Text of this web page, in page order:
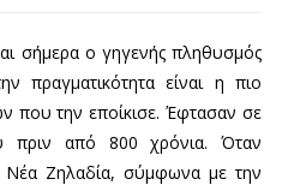
σήμερα ο γηγενής πληθυσμός
πραγματικότητα είναι η πιο
που την εποίκισε. Έφτασαν σε
πριν από 800 χρόνια. Όταν
Ζηλαδία, σύμφωνα με την